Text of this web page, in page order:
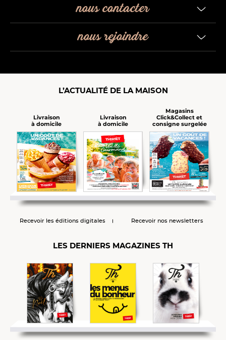
nous contacter
nous rejoindre
L’ACTUALITÉ DE LA MAISON
Livraison
à domicile
Livraison
à domicile
Magasins
Click&Collect et
consigne surgelée
Recevoir les éditions digitales Recevoir nos newsletters
LES DERNIERS MAGAZINES TH